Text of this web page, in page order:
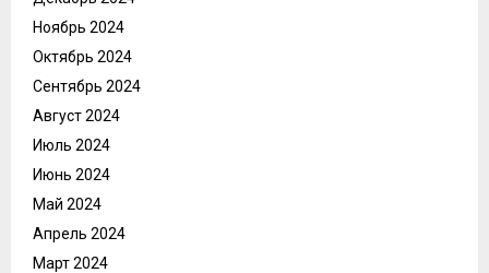
Ноябрь 2024
Октябрь 2024
Сентябрь 2024
Август 2024
Июль 2024
Июнь 2024
Май 2024
Апрель 2024
Март 2024